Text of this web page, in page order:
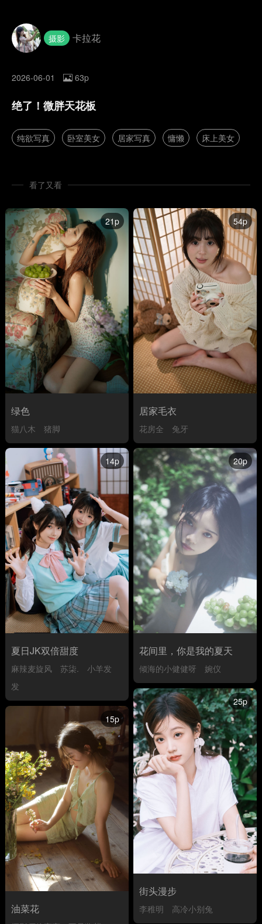
摄影 卡拉花
2026-06-01 63p
绝了！微胖天花板
纯欲写真 卧室美女 居家写真 慵懒 床上美女
看了又看
21p
绿色
猫八木 猪脚
54p
居家毛衣
花房全 兔牙
14p
夏日JK双倍甜度
麻辣麦旋风 苏柒.
小羊发
发
20p
花间里，你是我的夏天
倾海的小健健呀 婉仪
25p
街头漫步
李稚明 高冷小别兔
15p
油菜花